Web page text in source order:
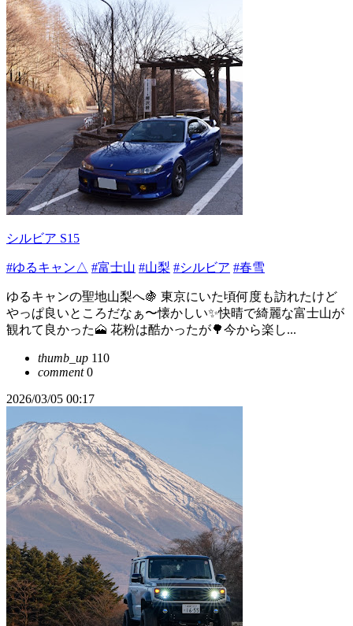
シルビア S15
#ゆるキャン△ #富士山 #山梨 #シルビア #春雪
ゆるキャンの聖地山梨へ🍇 東京にいた頃何度も訪れたけど
やっぱ良いところだなぁ〜懐かしい✨快晴で綺麗な富士山が
観れて良かった🗻 花粉は酷かったが🌳今から楽し...
thumb_up 110
comment0
2026/03/05 00:17